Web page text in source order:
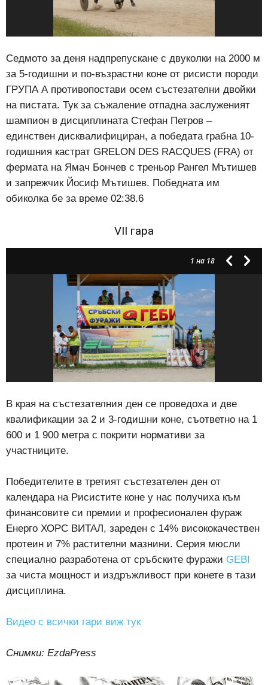
Седмото за деня надпрепускане с двуколки на 2000 м
за 5-годишни и по-възрастни коне от рисисти породи
ГРУПА А противопостави осем състезателни двойки
на пистата. Тук за съжаление отпадна заслуженият
шампион в дисциплината Стефан Петров –
единствен дисквалифициран, а победата грабна 10-
годишния кастрат GRELON DES RACQUES (FRA) от
фермата на Ямач Бончев с треньор Рангел Мътишев
и запрежчик Йосиф Мътишев. Победната им
обиколка бе за време 02:38.6
VII гара
1 на 18
В края на състезателния ден се проведоха и две
квалификации за 2 и 3-годишни коне, съответно на 1
600 и 1 900 метра с покрити нормативи за
участниците.
Победителите в третият състезателен ден от
календара на Рисистите коне у нас получиха към
финансовите си премии и професионален фураж
Енерго ХОРС ВИТАЛ, зареден с 14% висококачествен
протеин и 7% растителни мазнини. Серия мюсли
специално разработена от сръбските фуражи GEBI
за чиста мощност и издръжливост при конете в тази
дисциплина.
Видео с всички гари виж тук
Снимки: EzdaPress